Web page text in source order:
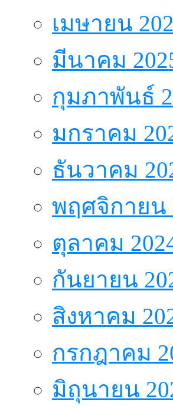
เมษายน
มีนาคม
กุมภาพันธ์
มกราคม
ธันวาคม
พฤศจิกายน
ตุลาคม
กันยายน
สิงหาคม
กรกฎาคม
มิถุนายน